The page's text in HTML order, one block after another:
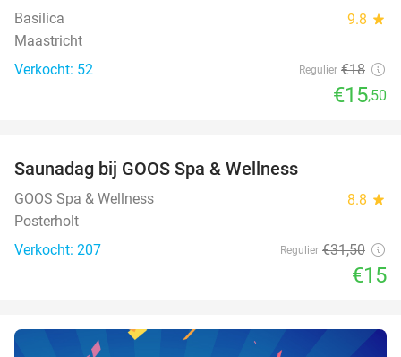
Basilica 9.8 star
Maastricht
Verkocht: 52
Regulier €18
€15,50
Saunadag bij GOOS Spa & Wellness
GOOS Spa & Wellness 8.8 star
Posterholt
Verkocht: 207
Regulier €31,50
€15